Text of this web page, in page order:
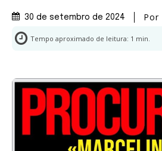
30 de setembro de 2024 Por
Tempo aproximado de leitura: 1 min.